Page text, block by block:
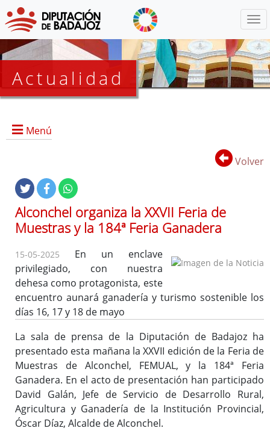
Actualidad
Menú
Noticias
Lista
de
distribución
Volver
Alconchel organiza la XXVII Feria de
Muestras y la 184ª Feria Ganadera
15-05-2025
En un enclave
privilegiado, con nuestra
dehesa como protagonista, este
encuentro aunará ganadería y turismo sostenible los
días 16, 17 y 18 de mayo
La sala de prensa de la Diputación de Badajoz ha
presentado esta mañana la XXVII edición de la Feria de
Muestras de Alconchel, FEMUAL, y la 184ª Feria
Ganadera. En el acto de presentación han participado
David Galán, Jefe de Servicio de Desarrollo Rural,
Agricultura y Ganadería de la Institución Provincial,
Óscar Díaz, Alcalde de Alconchel.